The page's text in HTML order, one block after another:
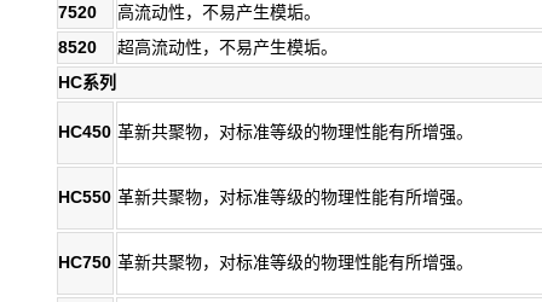
7520
高流动性，不易产生模垢。
8520
超高流动性，不易产生模垢。
HC系列
HC450 革新共聚物，对标准等级的物理性能有所增强。
HC550 革新共聚物，对标准等级的物理性能有所增强。
HC750 革新共聚物，对标准等级的物理性能有所增强。